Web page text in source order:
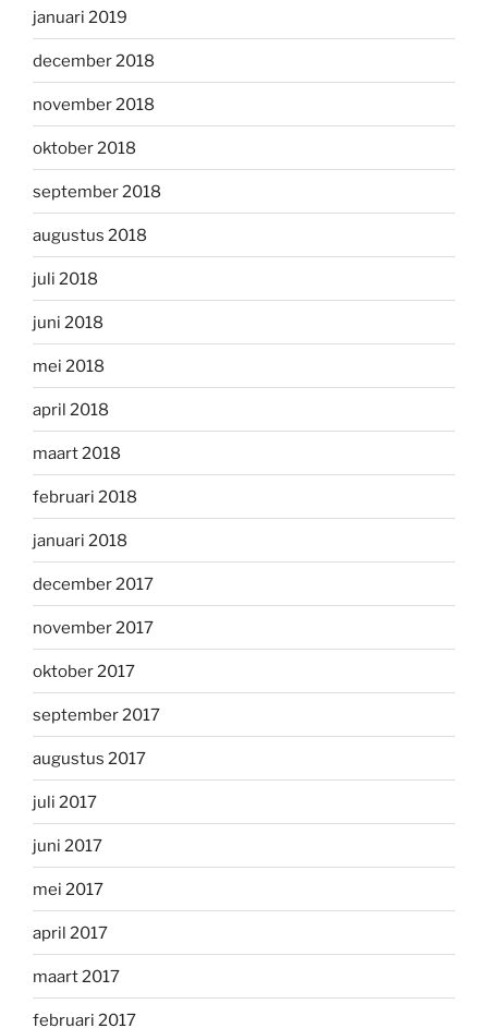
januari 2019
december 2018
november 2018
oktober 2018
september 2018
augustus 2018
juli 2018
juni 2018
mei 2018
april 2018
maart 2018
februari 2018
januari 2018
december 2017
november 2017
oktober 2017
september 2017
augustus 2017
juli 2017
juni 2017
mei 2017
april 2017
maart 2017
februari 2017